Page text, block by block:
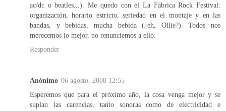
ac/dc o beatles...). Me quedo con el La Fábrica Rock Festival:
organización, horario estricto, seriedad en el montaje y en las
bandas, y bebidas, mucha bebida (¿eh, Ollie?). Todos nos
merecemos lo mejor, no renunciemos a ello.
Responder
Anónimo 06 agosto, 2008 12:55
Esperemos que para el próximo año, la cosa venga mejor y se
suplan las carencias, tanto sonoras como de electricidad e